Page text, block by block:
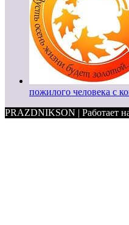
пожилого человека с
PRAZDNIKSON | Работает